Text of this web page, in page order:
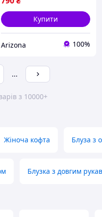
Купити
Arizona 100%
...
з 10000+
Жіноча кофта Блуза з
Блузка з довгим